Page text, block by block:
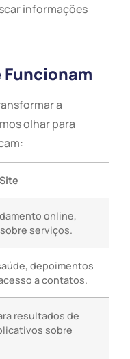
informações
a
olhar para
online,
serviços.
depoimentos
a contatos.
resultados de
sobre